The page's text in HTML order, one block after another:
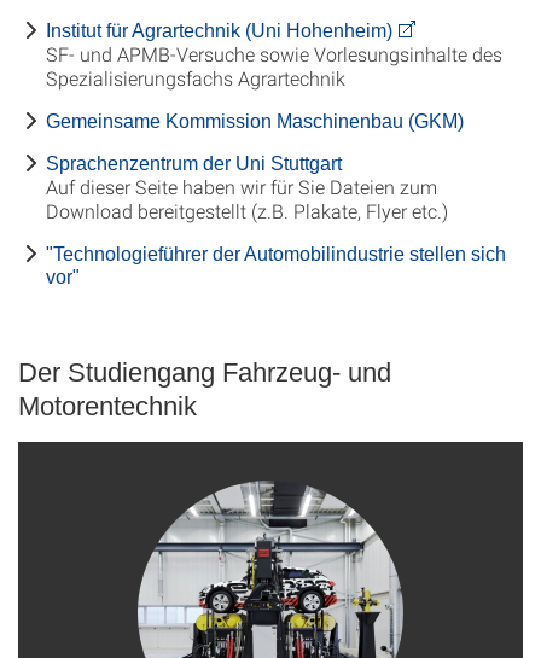
Institut für Agrartechnik (Uni Hohenheim)
SF- und APMB-Versuche sowie Vorlesungsinhalte des
Spezialisierungsfachs Agrartechnik
Gemeinsame Kommission Maschinenbau (GKM)
Sprachenzentrum der Uni Stuttgart
Auf dieser Seite haben wir für Sie Dateien zum
Download bereitgestellt (z.B. Plakate, Flyer etc.)
"Technologieführer der Automobilindustrie stellen sich
vor"
Der Studiengang Fahrzeug- und
Motorentechnik